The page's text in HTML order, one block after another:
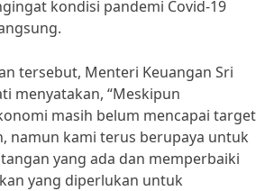
kondisi pandemi Covid-19
tersebut, Menteri Keuangan Sri
menyatakan, “Meskipun
masih belum mencapai target
namun kami terus berupaya untuk
yang ada dan memperbaiki
yang diperlukan untuk